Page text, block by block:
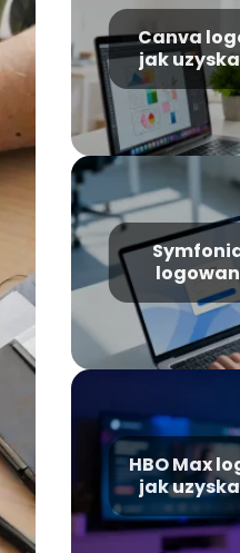
Canva
jak
do
uzyskać
HBO Max
jak
do